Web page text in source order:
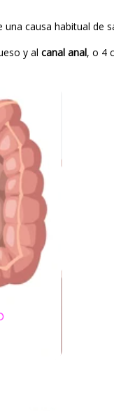
causa habitual de
y al canal anal, o 4